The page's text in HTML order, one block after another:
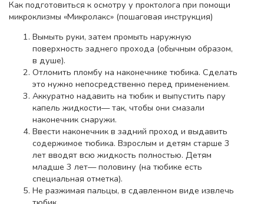
Как подготовиться к осмотру у проктолога при помощи
микроклизмы «Микролакс» (пошаговая инструкция)
Вымыть руки, затем промыть наружную
поверхность заднего прохода (обычным образом,
в душе).
Отломить пломбу на наконечнике тюбика. Сделать
это нужно непосредственно перед применением.
Аккуратно надавить на тюбик и выпустить пару
капель жидкости— так, чтобы они смазали
наконечник снаружи.
Ввести наконечник в задний проход и выдавить
содержимое тюбика. Взрослым и детям старше 3
лет вводят всю жидкость полностью. Детям
младше 3 лет— половину (на тюбике есть
специальная отметка).
Не разжимая пальцы, в сдавленном виде извлечь